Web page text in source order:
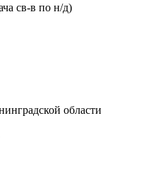
св-в по н/д)
области